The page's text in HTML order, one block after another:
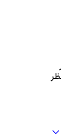
نظر